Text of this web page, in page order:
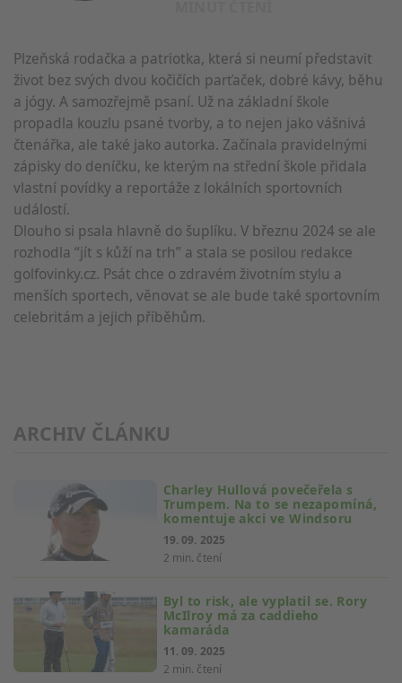
Plzeňská rodačka a patriotka, která si neumí představit
život bez svých dvou kočičích parťaček, dobré kávy, běhu
a jógy. A samozřejmě psaní. Už na základní škole
propadla kouzlu psané tvorby, a to nejen jako vášnivá
čtenářka, ale také jako autorka. Začínala pravidelnými
zápisky do deníčku, ke kterým na střední škole přidala
vlastní povídky a reportáže z lokálních sportovních
událostí.
Dlouho si psala hlavně do šuplíku. V březnu 2024 se ale
rozhodla “jít s kůží na trh” a stala se posilou redakce
golfovinky.cz. Psát chce o zdravém životním stylu a
menších sportech, věnovat se ale bude také sportovním
celebritám a jejich příběhům.
ARCHIV ČLÁNKU
2 min. čtení
19. 09. 2025
Charley Hullová povečeřela s
Trumpem. Na to se nezapomíná,
komentuje akci ve Windsoru
2 min. čtení
11. 09. 2025
Byl to risk, ale vyplatil se. Rory
McIlroy má za caddieho
kamaráda